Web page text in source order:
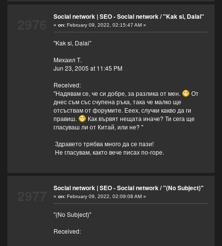
Social network | SEO - Social network/"Kak si, Dalai"
« on:February 09, 2022, 02:15:47 AM »
"Kak si, Dalai"
Михаил Т.
Jun 23, 2005 at 11:45 PM
Received:
"Надявам се, че си добре, за разлика от мен.
От
днес съм със счупена ръка, така че малко ще
отсъствам от форумите. Ееех, случки какво да ги
правиш.
Как вървят нещата иначе? Ти сега ще
гласуваш ли от Китай, или не? "
Здравето трябва много да се пази!
Не гласувам, както вече писах по-горе.
Social network | SEO - Social network/"(No Subject)"
« on:February 09, 2022, 02:09:08 AM »
"(No Subject)"
Received: